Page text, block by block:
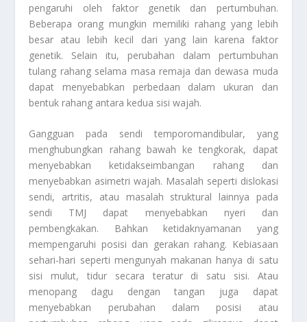
pengaruhi oleh faktor genetik dan pertumbuhan.
Beberapa orang mungkin memiliki rahang yang lebih
besar atau lebih kecil dari yang lain karena faktor
genetik. Selain itu, perubahan dalam pertumbuhan
tulang rahang selama masa remaja dan dewasa muda
dapat menyebabkan perbedaan dalam ukuran dan
bentuk rahang antara kedua sisi wajah.
Gangguan pada sendi temporomandibular, yang
menghubungkan rahang bawah ke tengkorak, dapat
menyebabkan ketidakseimbangan rahang dan
menyebabkan asimetri wajah. Masalah seperti dislokasi
sendi, artritis, atau masalah struktural lainnya pada
sendi TMJ dapat menyebabkan nyeri dan
pembengkakan. Bahkan ketidaknyamanan yang
mempengaruhi posisi dan gerakan rahang. Kebiasaan
sehari-hari seperti mengunyah makanan hanya di satu
sisi mulut, tidur secara teratur di satu sisi. Atau
menopang dagu dengan tangan juga dapat
menyebabkan perubahan dalam posisi atau